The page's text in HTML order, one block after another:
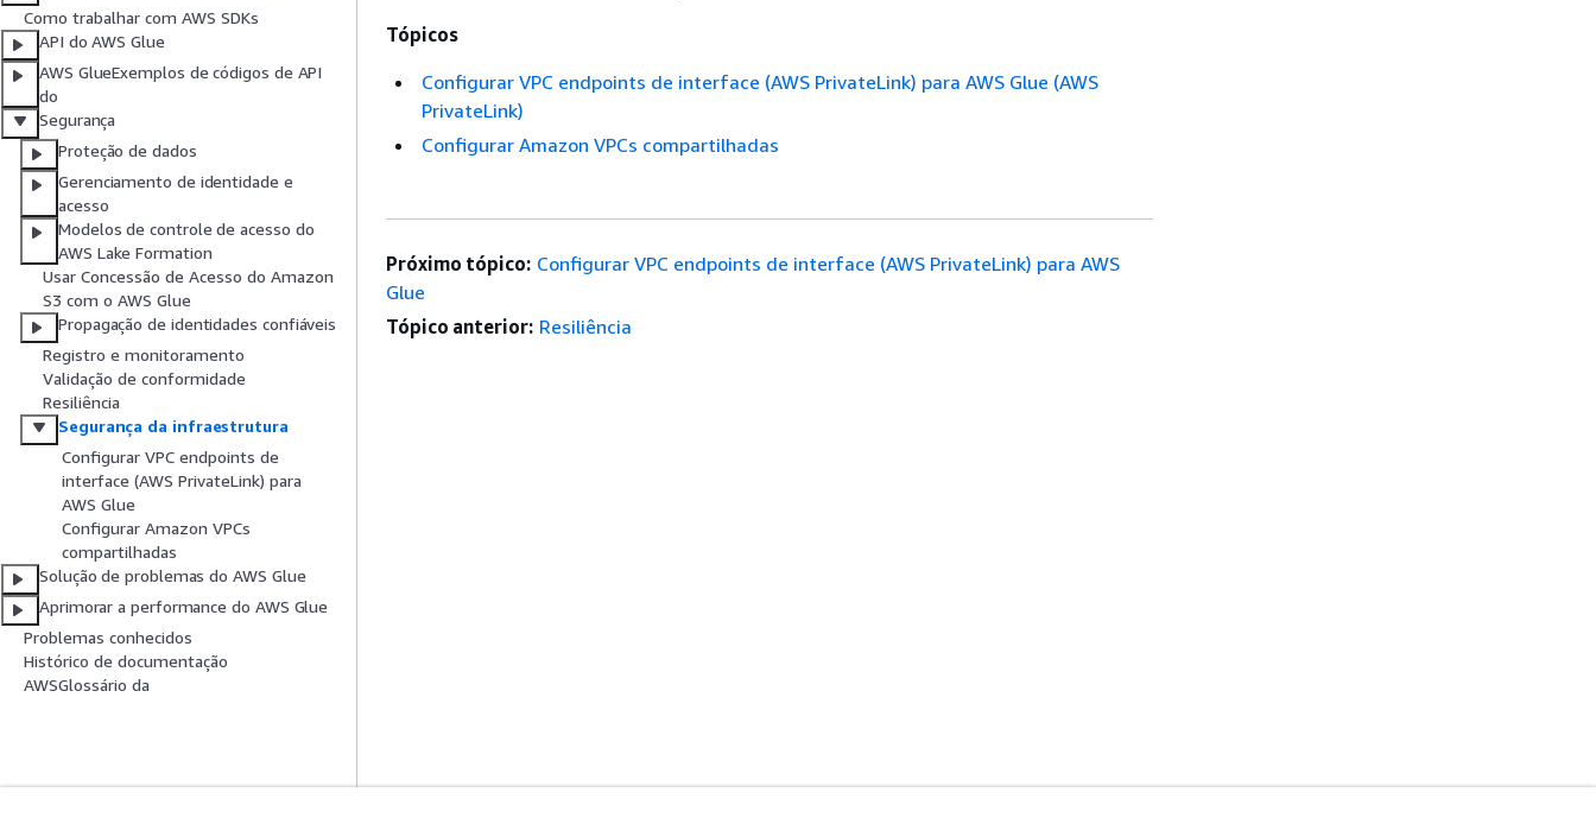
Como trabalhar com AWS SDKs
API do AWS Glue
AWS GlueExemplos de códigos de API
do
Segurança
Proteção de dados
Gerenciamento de identidade e
acesso
Modelos de controle de acesso do
AWS Lake Formation
Usar Concessão de Acesso do Amazon
S3 com o AWS Glue
Propagação de identidades confiáveis
Registro e monitoramento
Validação de conformidade
Resiliência
Segurança da infraestrutura
Configurar VPC endpoints de
interface (AWS PrivateLink) para
AWS Glue
Configurar Amazon VPCs
compartilhadas
Solução de problemas do AWS Glue
Aprimorar a performance do AWS Glue
Problemas conhecidos
Histórico de documentação
AWSGlossário da
Tópicos
Configurar VPC endpoints de interface (AWS PrivateLink) para AWS Glue (AWS
PrivateLink)
Configurar Amazon VPCs compartilhadas
Próximo tópico: Configurar VPC endpoints de interface (AWS PrivateLink) para AWS
Glue
Tópico anterior: Resiliência